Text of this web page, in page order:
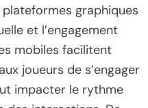
graphiques
et l’engagement
mobiles facilitent
joueurs de s’engager
impacter le rythme